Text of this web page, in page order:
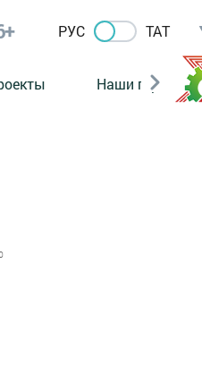
РУС ТАТ
Наши герои